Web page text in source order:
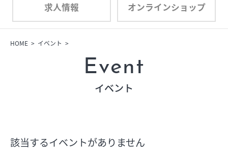
求人情報 オンラインショップ
フロアガイド
プロフィール
ショップリスト
HOME イベント
Event
イベント
該当するイベントがありません